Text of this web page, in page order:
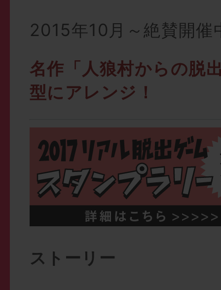
2015年10月～絶賛開催
名作「人狼村からの脱
型にアレンジ！
ストーリー